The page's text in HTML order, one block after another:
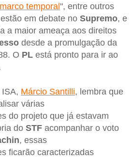
marco temporal", entre outros
em debate no Supremo, e
a maior ameaça aos direitos
desde a promulgação da
O PL está pronto para ir ao
Márcio Santilli, lembra que
várias
do projeto que já estavam
do STF acompanhar o voto
, essas
ficarão caracterizadas